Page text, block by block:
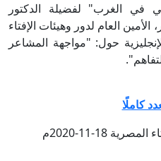
في الغرب" لفضيلة الدكتور
العام لدور وهيئات الإفتاء
حول: "مواجهة المشاعر
كاملًا
11-2020م